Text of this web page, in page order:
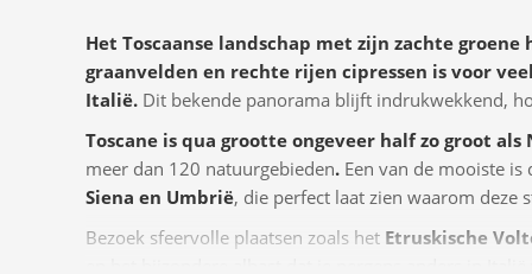
Het Toscaanse landschap met zijn zachte groene
graanvelden en rechte rijen cipressen is voor
Italië. Dit bekende panorama blijft indrukwekkend,
Toscane is qua grootte ongeveer half zo groot als
meer dan 120 natuurgebieden. Een van de mooiste is
Siena en Umbrië, die perfect laat zien waarom deze
Bezoek sfeervolle plaatsen zoals het Etruskische